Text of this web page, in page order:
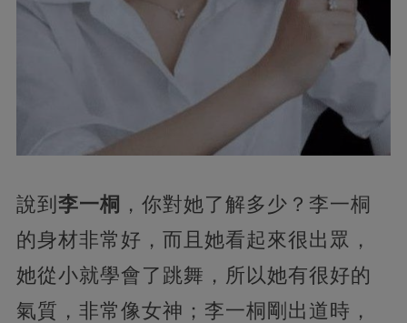
說到 李一桐 ，你對她了解多少？李一桐
的身材非常好，而且她看起來很出眾，
她從小就學會了跳舞，所以她有很好的
氣質，非常像女神；李一桐剛出道時，